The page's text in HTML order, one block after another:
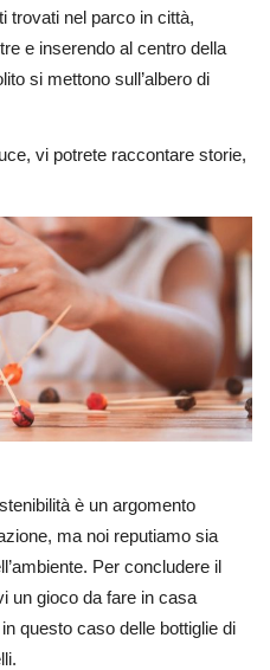
trovati nel parco in città,
e inserendo al centro della
si mettono sull’albero di
vi potrete raccontare storie,
è un argomento
ma noi reputiamo sia
Per concludere il
un gioco da fare in casa
questo caso delle bottiglie di